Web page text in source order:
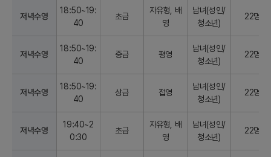
저녁수영
18:50~19:
40
초급
자유형, 배
영
남녀(성인/
청소년)
22명
저녁수영
18:50~19:
40
중급 평영
남녀(성인/
청소년)
22명
저녁수영
18:50~19:
40
상급 접영
남녀(성인/
청소년)
22명
저녁수영
19:40~2
0:30
초급
자유형, 배
영
남녀(성인/
청소년)
22명